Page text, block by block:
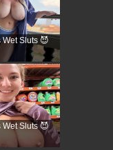
Sluts 😈
Sluts 😈